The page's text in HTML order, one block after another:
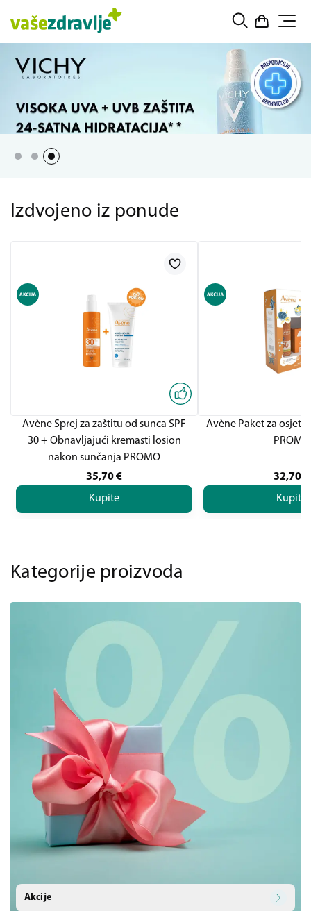
Izdvojeno iz ponude
Avène Sprej za zaštitu od sunca SPF
30 + Obnavljajući kremasti losion
nakon sunčanja PROMO
35,70€
Kupite
Avène Paket za
PROMO
32,70
Kupite
Kategorije proizvoda
Akcije